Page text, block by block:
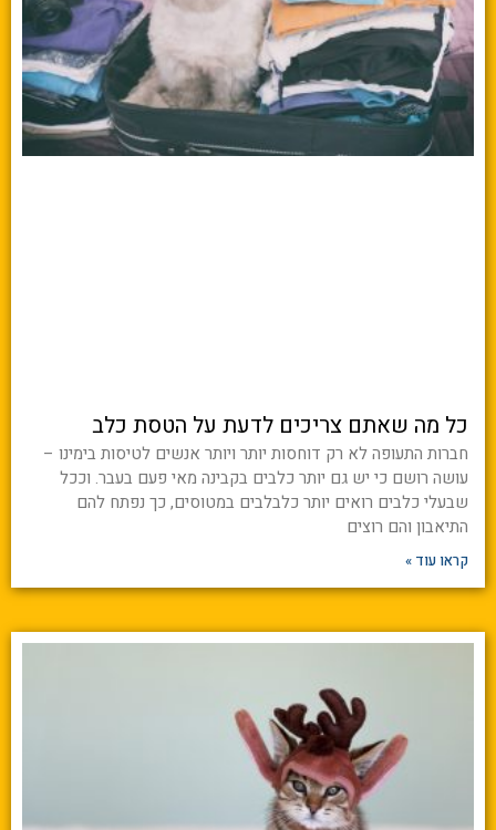
כל מה שאתם צריכים לדעת על הטסת כלב
חברות התעופה לא רק דוחסות יותר ויותר אנשים לטיסות בימינו –
עושה רושם כי יש גם יותר כלבים בקבינה מאי פעם בעבר. וככל
שבעלי כלבים רואים יותר כלבלבים במטוסים, כך נפתח להם
התיאבון והם רוצים
קראו עוד »